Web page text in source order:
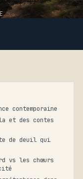
contemporaine
et des contes
de deuil qui
vs les chœurs